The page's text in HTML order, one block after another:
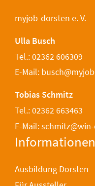
myjob-dorsten e. V.
Ulla Busch
Tel.: 02362 606309
E-Mail:
Tobias Schmitz
Tel.: 02362 663463
E-Mail:
Informationen
Ausbildung Dorsten